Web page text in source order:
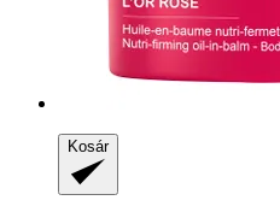
Kosár